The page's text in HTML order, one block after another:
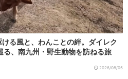
る風と、わんことの絆。ダイレク
る、南九州・野生動物を訪ねる旅
2026/08/05